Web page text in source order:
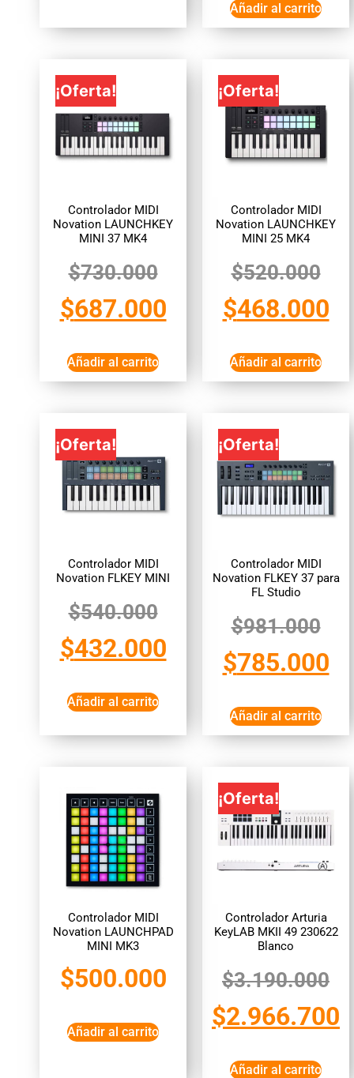
Añadir al carrito
¡Oferta!
Controlador MIDI
Novation LAUNCHKEY
MINI 37 MK4
$730.000
$687.000
Añadir al carrito
¡Oferta!
Controlador MIDI
Novation LAUNCHKEY
MINI 25 MK4
$520.000
$468.000
Añadir al carrito
¡Oferta!
Controlador MIDI
Novation FLKEY MINI
$540.000
$432.000
Añadir al carrito
¡Oferta!
Controlador MIDI
Novation FLKEY 37 para
FL Studio
$981.000
$785.000
Añadir al carrito
Controlador MIDI
Novation LAUNCHPAD
MINI MK3
$500.000
Añadir al carrito
¡Oferta!
Controlador Arturia
KeyLAB MKII 49 230622
Blanco
$3.190.000
$2.966.700
Añadir al carrito